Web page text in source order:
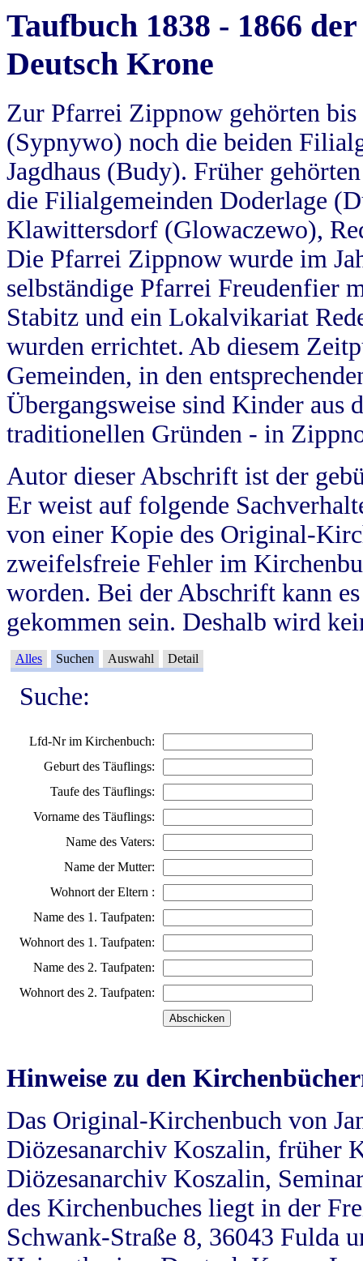
Taufbuch 1838 - 1866
Deutsch Krone
Zur Pfarrei Zippnow gehörten
(Sypnywo) noch die beiden
Jagdhaus (Budy). Früher
die Filialgemeinden Doderlage
Klawittersdorf (Glowaczewo),
Die Pfarrei Zippnow wurde im
selbständige Pfarrei Freudenfier
Stabitz und ein Lokalvikariat
wurden errichtet. Ab diesem
Gemeinden, in den
Übergangsweise sind Kinder aus
traditionellen Gründen - in
Autor dieser Abschrift ist der
Er weist auf folgende
von einer Kopie des Original-
zweifelsfreie Fehler im
worden. Bei der Abschrift kann
gekommen sein. Deshalb wird
Alles Suchen Auswahl Detail
Suche:
Lfd-Nr im Kirchenbuch:
Geburt des Täuflings:
Taufe des Täuflings:
Vorname des Täuflings:
Name des Vaters:
Name der Mutter:
Wohnort der Eltern :
Name des 1. Taufpaten:
Wohnort des 1. Taufpaten:
Name des 2. Taufpaten:
Wohnort des 2. Taufpaten:
Hinweise zu den
Das Original-Kirchenbuch von
Diözesanarchiv Koszalin, früher
Diözesanarchiv Koszalin,
des Kirchenbuches liegt in der
Schwank-Straße 8, 36043 Fulda